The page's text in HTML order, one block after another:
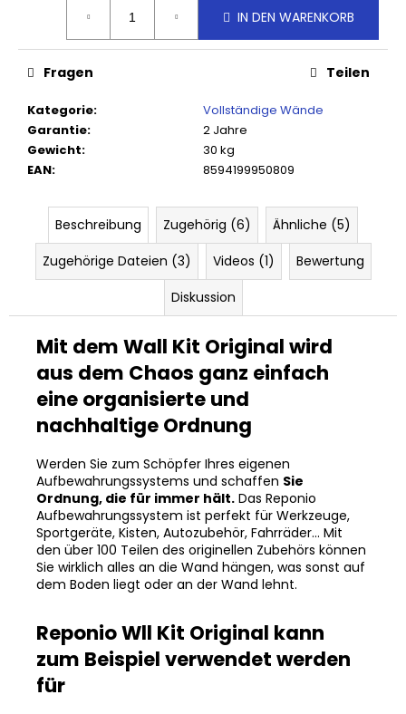
IN DEN WARENKORB
Kategorie:
Vollständige Wände
Garantie:
2 Jahre
Gewicht:
30 kg
EAN: 8594199950809
Fragen Teilen
Beschreibung Zugehörig (6)
Ähnliche (5)
Zugehörige Dateien (3)
Videos (1)
Bewertung
Diskussion
Mit dem Wall Kit Original wird
aus dem Chaos ganz einfach
eine organisierte und
nachhaltige Ordnung
Werden Sie zum Schöpfer Ihres eigenen
Aufbewahrungssystems und schaffen Sie
Ordnung, die für immer hält. Das Reponio
Aufbewahrungssystem ist perfekt für Werkzeuge,
Sportgeräte, Kisten, Autozubehör, Fahrräder... Mit
den über 100 Teilen des originellen Zubehörs können
Sie wirklich alles an die Wand hängen, was sonst auf
dem Boden liegt oder an der Wand lehnt.
Reponio Wll Kit Original kann
zum Beispiel verwendet werden
für